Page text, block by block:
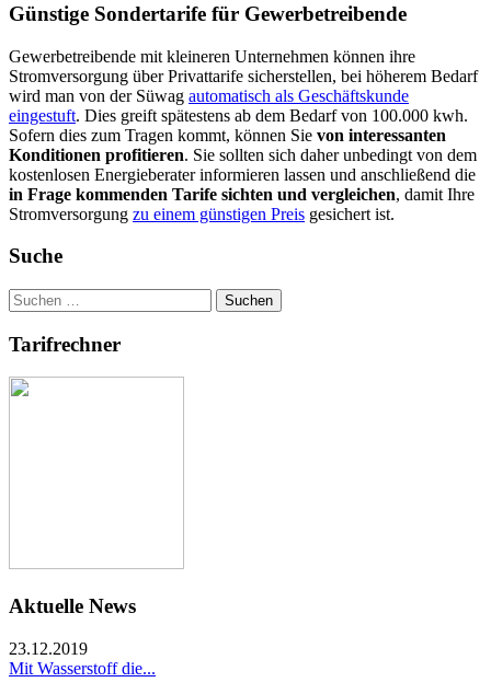
Günstige Sondertarife für Gewerbetreibende
Gewerbetreibende mit kleineren Unternehmen können ihre
Stromversorgung über Privattarife sicherstellen, bei höherem Bedarf
wird man von der Süwag automatisch als Geschäftskunde
eingestuft. Dies greift spätestens ab dem Bedarf von 100.000 kwh.
Sofern dies zum Tragen kommt, können Sie von interessanten
Konditionen profitieren. Sie sollten sich daher unbedingt von dem
kostenlosen Energieberater informieren lassen und anschließend die
in Frage kommenden Tarife sichten und vergleichen, damit Ihre
Stromversorgung zu einem günstigen Preis gesichert ist.
Suche
Suchen
nach:
Tarifrechner
Aktuelle News
23.12.2019
Mit Wasserstoff die...